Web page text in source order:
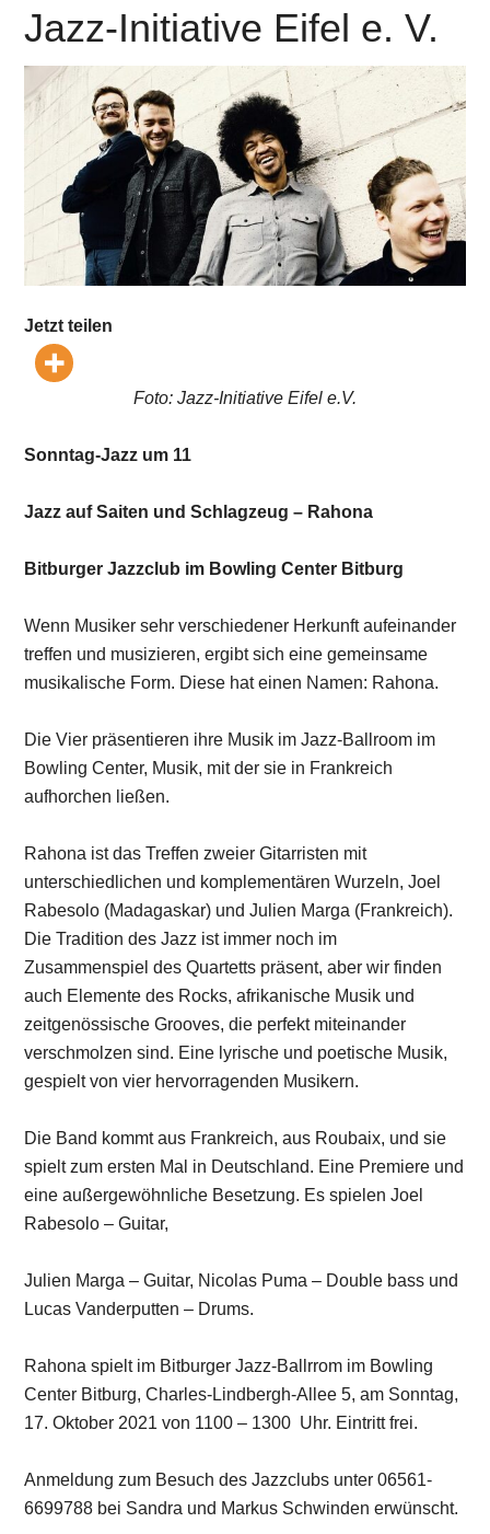
Jazz-Initiative Eifel e. V.
Jetzt teilen
Foto: Jazz-Initiative Eifel e.V.
Sonntag-Jazz um 11
Jazz auf Saiten und Schlagzeug – Rahona
Bitburger Jazzclub im Bowling Center Bitburg
Wenn Musiker sehr verschiedener Herkunft aufeinander
treffen und musizieren, ergibt sich eine gemeinsame
musikalische Form. Diese hat einen Namen: Rahona.
Die Vier präsentieren ihre Musik im Jazz-Ballroom im
Bowling Center, Musik, mit der sie in Frankreich
aufhorchen ließen.
Rahona ist das Treffen zweier Gitarristen mit
unterschiedlichen und komplementären Wurzeln, Joel
Rabesolo (Madagaskar) und Julien Marga (Frankreich).
Die Tradition des Jazz ist immer noch im
Zusammenspiel des Quartetts präsent, aber wir finden
auch Elemente des Rocks, afrikanische Musik und
zeitgenössische Grooves, die perfekt miteinander
verschmolzen sind. Eine lyrische und poetische Musik,
gespielt von vier hervorragenden Musikern.
Die Band kommt aus Frankreich, aus Roubaix, und sie
spielt zum ersten Mal in Deutschland. Eine Premiere und
eine außergewöhnliche Besetzung. Es spielen Joel
Rabesolo – Guitar,
Julien Marga – Guitar, Nicolas Puma – Double bass und
Lucas Vanderputten – Drums.
Rahona spielt im Bitburger Jazz-Ballrrom im Bowling
Center Bitburg, Charles-Lindbergh-Allee 5, am Sonntag,
17. Oktober 2021 von 1100 – 1300 Uhr. Eintritt frei.
Anmeldung zum Besuch des Jazzclubs unter 06561-
6699788 bei Sandra und Markus Schwinden erwünscht.